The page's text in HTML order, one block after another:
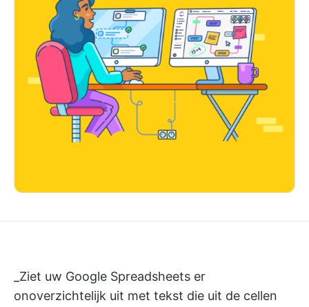
_Ziet uw Google Spreadsheets er
onoverzichtelijk uit met tekst die uit de cellen